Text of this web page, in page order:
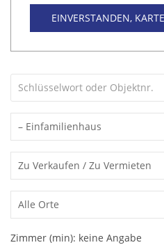
EINVERSTANDEN,
Zimmer (min): keine Angabe